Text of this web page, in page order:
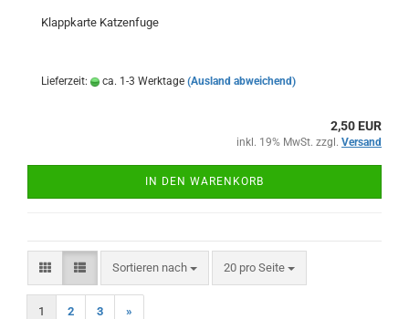
Klappkarte Katzenfuge
Lieferzeit: ca. 1-3 Werktage (Ausland abweichend)
2,50 EUR
inkl. 19% MwSt. zzgl. Versand
IN DEN WARENKORB
Sortieren nach
Sortieren nach 20 pro Seite
pro Seite
1 2 3 »